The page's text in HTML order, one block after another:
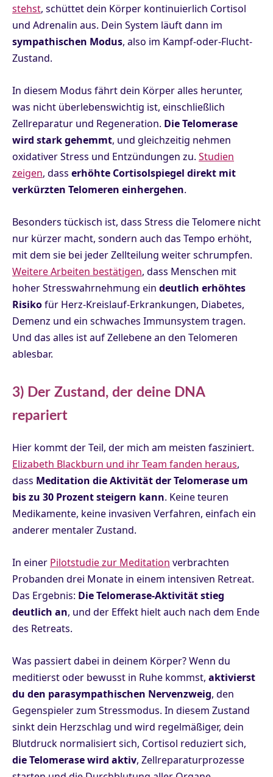
stehst, schüttet dein Körper kontinuierlich Cortisol
und Adrenalin aus. Dein System läuft dann im
sympathischen Modus, also im Kampf-oder-Flucht-
Zustand.
In diesem Modus fährt dein Körper alles herunter,
was nicht überlebenswichtig ist, einschließlich
Zellreparatur und Regeneration. Die Telomerase
wird stark gehemmt, und gleichzeitig nehmen
oxidativer Stress und Entzündungen zu. Studien
zeigen, dass erhöhte Cortisolspiegel direkt mit
verkürzten Telomeren einhergehen.
Besonders tückisch ist, dass Stress die Telomere nicht
nur kürzer macht, sondern auch das Tempo erhöht,
mit dem sie bei jeder Zellteilung weiter schrumpfen.
Weitere Arbeiten bestätigen, dass Menschen mit
hoher Stresswahrnehmung ein deutlich erhöhtes
Risikofür Herz-Kreislauf-Erkrankungen, Diabetes,
Demenz und ein schwaches Immunsystem tragen.
Und das alles ist auf Zellebene an den Telomeren
ablesbar.
3) Der Zustand, der deine DNA
repariert
Hier kommt der Teil, der mich am meisten fasziniert.
Elizabeth Blackburn und ihr Team fanden heraus,
dass Meditation die Aktivität der Telomerase um
bis zu 30 Prozent steigern kann. Keine teuren
Medikamente, keine invasiven Verfahren, einfach ein
anderer mentaler Zustand.
In einer Pilotstudie zur Meditation verbrachten
Probanden drei Monate in einem intensiven Retreat.
Das Ergebnis: Die Telomerase-Aktivität stieg
deutlich an, und der Effekt hielt auch nach dem Ende
des Retreats.
Was passiert dabei in deinem Körper? Wenn du
meditierst oder bewusst in Ruhe kommst, aktivierst
du den parasympathischen Nervenzweig, den
Gegenspieler zum Stressmodus. In diesem Zustand
sinkt dein Herzschlag und wird regelmäßiger, dein
Blutdruck normalisiert sich, Cortisol reduziert sich,
die Telomerase wird aktiv, Zellreparaturprozesse